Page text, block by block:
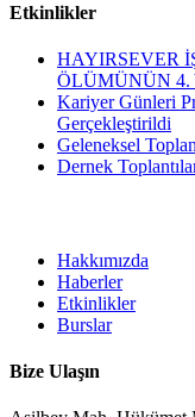
Etkinlikler
HAYIRSEVER
ÖLÜMÜNÜN
Kariyer Günleri
Gerçekleştirildi
Geleneksel
Dernek
Hakkımızda
Haberler
Etkinlikler
Burslar
Bize Ulaşın